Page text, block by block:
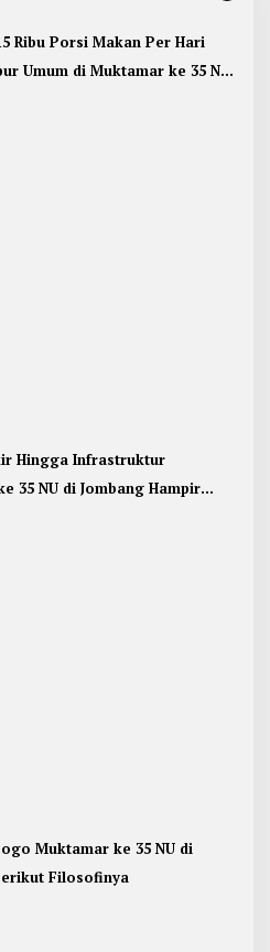
Ribu Porsi Makan Per Hari
Umum di Muktamar ke 35 NU
Hingga Infrastruktur
35 NU di Jombang Hampir
Muktamar ke 35 NU di
Filosofinya